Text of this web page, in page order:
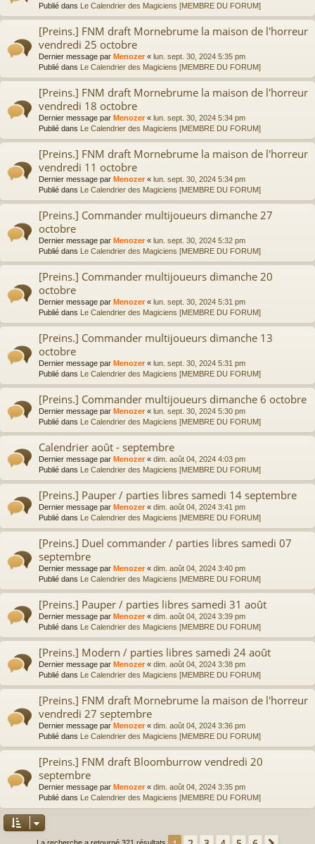
Publié dans Le Calendrier des Magiciens [MEMBRE DU FORUM]
[Preins.] FNM draft Mornebrume la maison de l'horreur
vendredi 25 octobre
Dernier message par Menozer« lun. sept. 30, 2024 5:35 pm
Publié dans Le Calendrier des Magiciens [MEMBRE DU FORUM]
[Preins.] FNM draft Mornebrume la maison de l'horreur
vendredi 18 octobre
Dernier message par Menozer« lun. sept. 30, 2024 5:34 pm
Publié dans Le Calendrier des Magiciens [MEMBRE DU FORUM]
[Preins.] FNM draft Mornebrume la maison de l'horreur
vendredi 11 octobre
Dernier message par Menozer« lun. sept. 30, 2024 5:34 pm
Publié dans Le Calendrier des Magiciens [MEMBRE DU FORUM]
[Preins.] Commander multijoueurs dimanche 27
octobre
Dernier message par Menozer« lun. sept. 30, 2024 5:32 pm
Publié dans Le Calendrier des Magiciens [MEMBRE DU FORUM]
[Preins.] Commander multijoueurs dimanche 20
octobre
Dernier message par Menozer« lun. sept. 30, 2024 5:31 pm
Publié dans Le Calendrier des Magiciens [MEMBRE DU FORUM]
[Preins.] Commander multijoueurs dimanche 13
octobre
Dernier message par Menozer« lun. sept. 30, 2024 5:31 pm
Publié dans Le Calendrier des Magiciens [MEMBRE DU FORUM]
[Preins.] Commander multijoueurs dimanche 6 octobre
Dernier message par Menozer« lun. sept. 30, 2024 5:30 pm
Publié dans Le Calendrier des Magiciens [MEMBRE DU FORUM]
Calendrier août - septembre
Dernier message par Menozer« dim. août 04, 2024 4:03 pm
Publié dans Le Calendrier des Magiciens [MEMBRE DU FORUM]
[Preins.] Pauper / parties libres samedi 14 septembre
Dernier message par Menozer« dim. août 04, 2024 3:41 pm
Publié dans Le Calendrier des Magiciens [MEMBRE DU FORUM]
[Preins.] Duel commander / parties libres samedi 07
septembre
Dernier message par Menozer« dim. août 04, 2024 3:40 pm
Publié dans Le Calendrier des Magiciens [MEMBRE DU FORUM]
[Preins.] Pauper / parties libres samedi 31 août
Dernier message par Menozer« dim. août 04, 2024 3:39 pm
Publié dans Le Calendrier des Magiciens [MEMBRE DU FORUM]
[Preins.] Modern / parties libres samedi 24 août
Dernier message par Menozer« dim. août 04, 2024 3:38 pm
Publié dans Le Calendrier des Magiciens [MEMBRE DU FORUM]
[Preins.] FNM draft Mornebrume la maison de l'horreur
vendredi 27 septembre
Dernier message par Menozer« dim. août 04, 2024 3:36 pm
Publié dans Le Calendrier des Magiciens [MEMBRE DU FORUM]
[Preins.] FNM draft Bloomburrow vendredi 20
septembre
Dernier message par Menozer« dim. août 04, 2024 3:35 pm
Publié dans Le Calendrier des Magiciens [MEMBRE DU FORUM]